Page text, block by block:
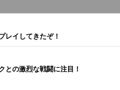
レイしてきたぞ！
の激烈な戦闘に注目！